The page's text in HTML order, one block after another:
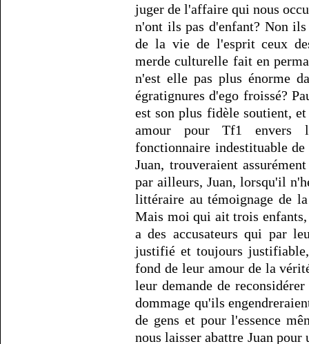
juger de l'affaire qui nous
n'ont ils pas d'enfant? Non ils
de la vie de l'esprit ceux
merde culturelle fait en
n'est elle pas plus énorme
égratignures d'ego froissé?
est son plus fidèle soutient,
amour pour Tf1 envers
fonctionnaire indestituable
Juan, trouveraient
par ailleurs, Juan, lorsqu'il
littéraire au témoignage de
Mais moi qui ait trois enfants,
a des accusateurs qui par
justifié et toujours
fond de leur amour de la
leur demande de
dommage qu'ils
de gens et pour l'essence
nous laisser abattre Juan